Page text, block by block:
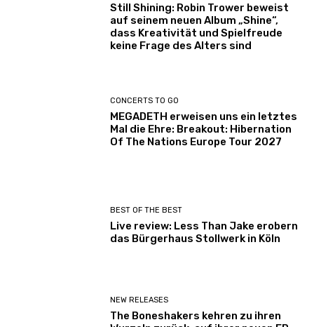
Still Shining: Robin Trower beweist
auf seinem neuen Album „Shine“,
dass Kreativität und Spielfreude
keine Frage des Alters sind
CONCERTS TO GO
MEGADETH erweisen uns ein letztes
Mal die Ehre: Breakout: Hibernation
Of The Nations Europe Tour 2027
BEST OF THE BEST
Live review: Less Than Jake erobern
das Bürgerhaus Stollwerk in Köln
NEW RELEASES
The Boneshakers kehren zu ihren